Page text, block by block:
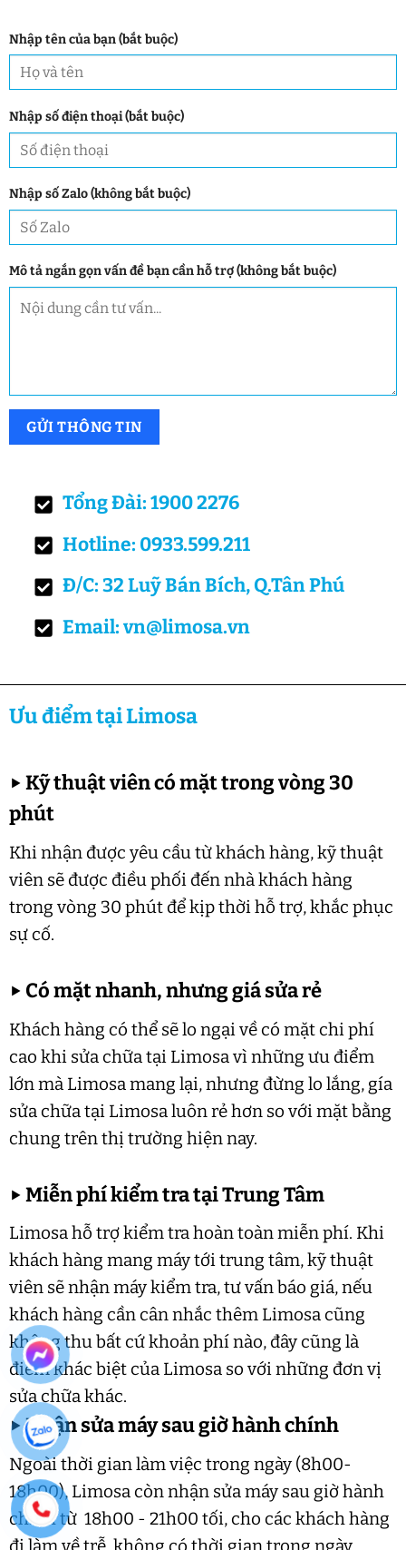
Nhập tên của bạn (bắt buộc)
Nhập số điện thoại (bắt buộc)
Nhập số Zalo (không bắt buộc)
Mô tả ngắn gọn vấn đề bạn cần hỗ trợ (không bắt buộc)
Tổng Đài: 1900 2276
Hotline: 0933.599.211
Đ/C: 32 Luỹ Bán Bích, Q.Tân Phú
Email: vn@limosa.vn
Ưu điểm tại Limosa
▶Kỹ thuật viên có mặt trong vòng 30
phút
Khi nhận được yêu cầu từ khách hàng, kỹ thuật
viên sẽ được điều phối đến nhà khách hàng
trong vòng 30 phút để kịp thời hỗ trợ, khắc phục
sự cố.
▶ Có mặt nhanh, nhưng giá sửa rẻ
Khách hàng có thể sẽ lo ngại về có mặt chi phí
cao khi sửa chữa tại Limosa vì những ưu điểm
lớn mà Limosa mang lại, nhưng đừng lo lắng, gía
sửa chữa tại Limosa luôn rẻ hơn so với mặt bằng
chung trên thị trường hiện nay.
▶Miễn phí kiểm tra tại Trung Tâm
Limosa hỗ trợ kiểm tra hoàn toàn miễn phí. Khi
khách hàng mang máy tới trung tâm, kỹ thuật
viên sẽ nhận máy kiểm tra, tư vấn báo giá, nếu
khách hàng cần cân nhắc thêm Limosa cũng
không thu bất cứ khoản phí nào, đây cũng là
điểm khác biệt của Limosa so với những đơn vị
sửa chữa khác.
▶Nhận sửa máy sau giờ hành chính
Ngoài thời gian làm việc trong ngày (8h00-
18h00), Limosa còn nhận sửa máy sau giờ hành
chính từ 18h00 - 21h00 tối, cho các khách hàng